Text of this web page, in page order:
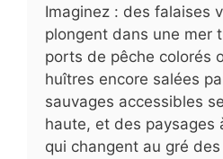
Imaginez : des falaises
plongent dans une mer
ports de pêche colorés
huîtres encore salées
sauvages accessibles
haute, et des paysages
qui changent au gré